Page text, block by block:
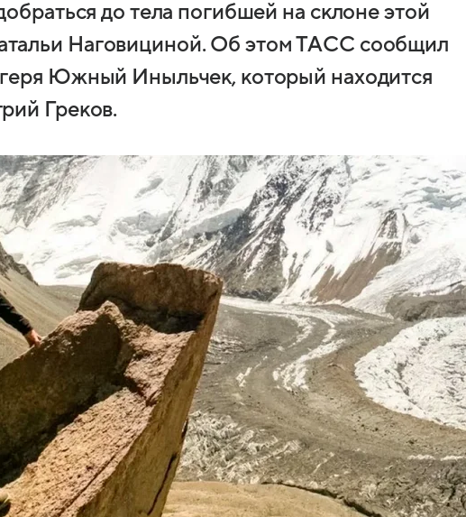
до тела погибшей на склоне этой
Наговициной. Об этом ТАСС сообщил
Южный Иныльчек, который находится
Греков.